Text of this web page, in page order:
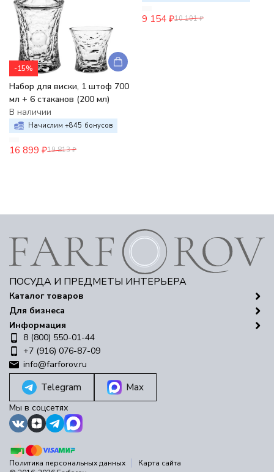
-15%
Набор для виски, 1 штоф 700
мл + 6 стаканов (200 мл)
В наличии
Начислим +845 бонусов
16 899 ₽19 813 ₽
9 154 ₽10 101 ₽
ПОСУДА И ПРЕДМЕТЫ ИНТЕРЬЕРА
Каталог товаров
Для бизнеса
Информация
8 (800) 550-01-44
+7 (916) 076-87-09
info@farforov.ru
Telegram Max
Мы в соцсетях
Политика персональных данных
Карта сайта